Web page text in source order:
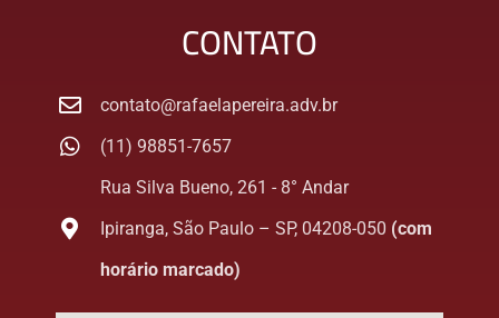
CONTATO
contato@rafaelapereira.adv.br
(11) 98851-7657
Rua Silva Bueno, 261 - 8° Andar
Ipiranga, São Paulo – SP, 04208-050 (com
horário marcado)